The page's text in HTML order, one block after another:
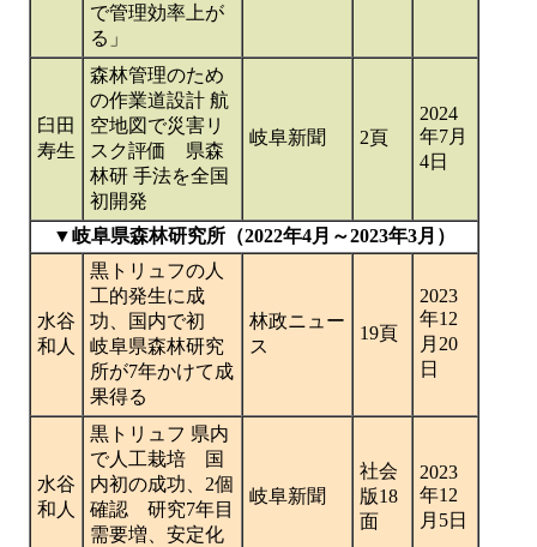
で管理効率上が
る」
臼田
寿生
森林管理のため
の作業道設計 航
空地図で災害リ
スク評価 県森
林研 手法を全国
初開発
岐阜新聞 2頁
2024
年7月
4日
▼岐阜県森林研究所（2022年4月～2023年3月）
水谷
和人
黒トリュフの人
工的発生に成
功、国内で初
岐阜県森林研究
所が7年かけて成
果得る
林政ニュー
ス
19頁
2023
年12
月20
日
水谷
和人
黒トリュフ 県内
で人工栽培 国
内初の成功、2個
確認 研究7年目
需要増、安定化
岐阜新聞
社会
版18
面
2023
年12
月5日